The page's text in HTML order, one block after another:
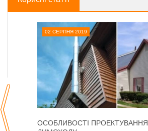
02 СЕРПНЯ 2019
ОСОБЛИВОСТІ ПРОЕКТУВАННЯ